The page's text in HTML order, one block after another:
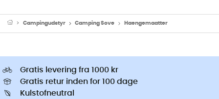
Campingudstyr Camping Sove Haengemaatter
Gratis levering fra 1000 kr
Gratis retur inden for 100 dage
Kulstofneutral